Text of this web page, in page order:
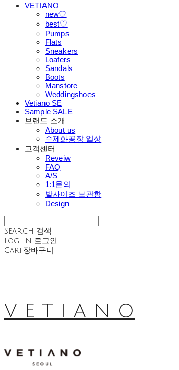
VETIANO
new♡
best♡
Pumps
Flats
Sneakers
Loafers
Sandals
Boots
Manstore
Weddingshoes
Vetiano SE
Sample SALE
브랜드 소개
About us
수제화공장 일상
고객센터
Reveiw
FAQ
A/S
1:1문의
발사이즈 보관함
Design
Search 검색
Log In 로그인
Cart장바구니
V E T I A N O